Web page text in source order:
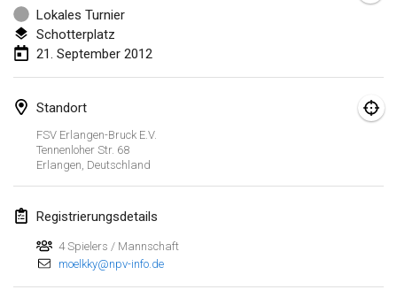
Lokales Turnier
Schotterplatz
21. September 2012
Standort
FSV Erlangen-Bruck E.V.
Tennenloher Str. 68
Erlangen Deutschland
Registrierungsdetails
4 Spielers / Mannschaft
moelkky@npv-info.de